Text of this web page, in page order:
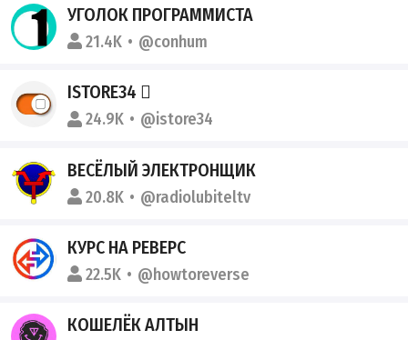
УГОЛОК ПРОГРАММИСТА
21.4K @conhum
ISTORE34 
24.9K @istore34
ВЕСЁЛЫЙ ЭЛЕКТРОНЩИК
20.8K @radiolubiteltv
КУРС НА РЕВЕРС
22.5K @howtoreverse
КОШЕЛЁК АЛТЫН